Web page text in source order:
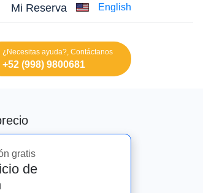
Mi Reserva English
¿Necesitas ayuda?, Contáctanos
+52 (998) 9800681
gratis
de